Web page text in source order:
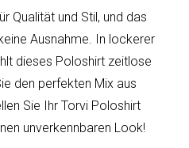
Qualität und Stil, und das
Ausnahme. In lockerer
dieses Poloshirt zeitlose
den perfekten Mix aus
Sie Ihr Torvi Poloshirt
unverkennbaren Look!